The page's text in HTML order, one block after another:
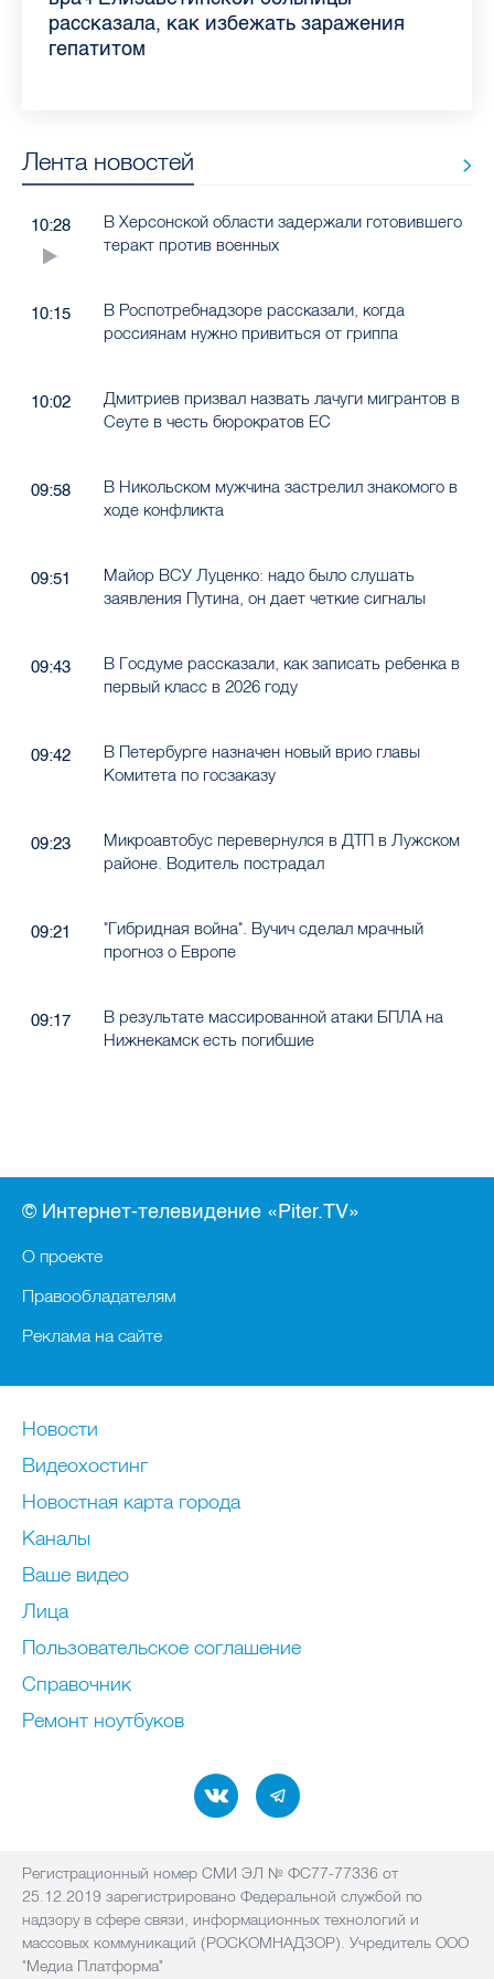
Ленобласти во II квартале 2026 года
рассказала, как избежать заражения
гепатитом
конкурс
работающих родителей
главные вопросы о заболевании
в жару
Лента новостей
10:28
В Херсонской области задержали готовившего
теракт против военных
10:15
В Роспотребнадзоре рассказали, когда
россиянам нужно привиться от гриппа
10:02
Дмитриев призвал назвать лачуги мигрантов в
Сеуте в честь бюрократов ЕС
09:58
В Никольском мужчина застрелил знакомого в
ходе конфликта
09:51
Майор ВСУ Луценко: надо было слушать
заявления Путина, он дает четкие сигналы
09:43
В Госдуме рассказали, как записать ребенка в
первый класс в 2026 году
09:42
В Петербурге назначен новый врио главы
Комитета по госзаказу
09:23
Микроавтобус перевернулся в ДТП в Лужском
районе. Водитель пострадал
09:21
"Гибридная война". Вучич сделал мрачный
прогноз о Европе
09:17
В результате массированной атаки БПЛА на
Нижнекамск есть погибшие
© Интернет-телевидение «Piter.TV»
О проекте
Правообладателям
Реклама на сайте
Новости
Видеохостинг
Новостная карта города
Каналы
Ваше видео
Лица
Пользовательское соглашение
Справочник
Ремонт нoутбуков
Регистрационный номер СМИ ЭЛ № ФС77-77336 от
25.12.2019 зарегистрировано Федеральной службой по
надзору в сфере связи, информационных технологий и
массовых коммуникаций (РОСКОМНАДЗОР). Учредитель ООО
"Медиа Платформа"